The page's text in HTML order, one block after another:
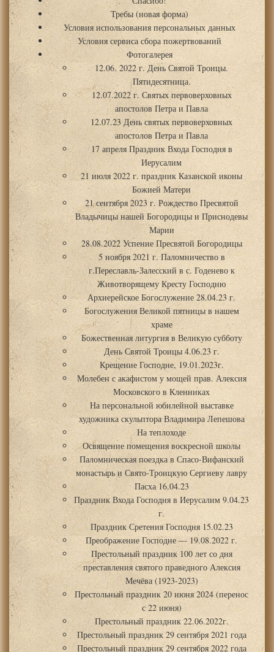
Требы (новая форма)
Условия использования персональных данных
Условия сервиса сбора пожертвований
Фотогалерея
12.06. 2022 г. День Святой Троицы.
Пятидесятница.
12.07.2022 г. Святых первоверховных
апостолов Петра и Павла
12.07.23 День святых первоверховных
апостолов Петра и Павла
17 апреля Праздник Входа Господня в
Иерусалим
21 июля 2022 г. праздник Казанской иконы
Божией Матери
21 сентября 2023 г. Рождество Пресвятой
Владычицы нашей Богородицы и Приснодевы
Марии
28.08.2022 Успение Пресвятой Богородицы
5 ноября 2021 г. Паломничество в
г.Переславль-Залесский в с. Годенево к
Животворящему Кресту Господню
Архиерейское Богослужение 28.04.23 г.
Богослужения Великой пятницы в нашем
храме
Божественная литургия в Великую субботу
День Святой Троицы 4.06.23 г.
Крещение Господне, 19.01.2023г.
Молебен с акафистом у мощей прав. Алексия
Московского в Кленниках
На персональной юбилейной выставке
художника скульптора Владимира Лепешова
На теплоходе
Освящение помещения воскресной школы
Паломническая поездка в Спасо-Вифанский
монастырь и Свято-Троицкую Сергиеву лавру
Пасха 16.04.23
Праздник Входа Господня в Иерусалим 9.04.23
г.
Праздник Сретения Господня 15.02.23
Преображение Господне — 19.08.2022 г.
Престольный праздник 100 лет со дня
преставления святого праведного Алексия
Мечёва (1923-2023)
Престольный праздник 20 июня 2024 (перенос
с 22 июня)
Престольный праздник 22.06.2022г.
Престольный праздник 29 сентября 2021 года
Престольный праздник 29 сентября 2022 года